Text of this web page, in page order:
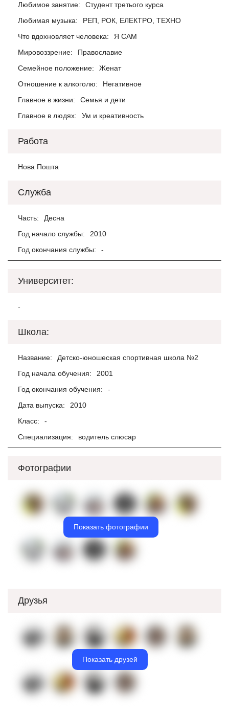
Любимое занятие:
Студент третього курса
Любимая музыка:
РЕП, РОК, ЕЛЕКТРО, ТЕХНО
Что вдохновляет человека:
Я САМ
Мировоззрение:
Православие
Семейное положение:
Женат
Отношение к алкоголю:
Негативное
Главное в жизни:
Семья и дети
Главное в людях:
Ум и креативность
Работа
Нова Пошта
Служба
Часть:
Десна
Год начало службы:
2010
Год окончания службы:
-
Университет:
-
Школа:
Название:
Детско-юношеская спортивная школа №2
Год начала обучения:
2001
Год окончания обучения:
-
Дата выпуска:
2010
Класс:
-
Специализация:
водитель слюсар
Фотографии
Показать фотографии
Друзья
Показать друзей